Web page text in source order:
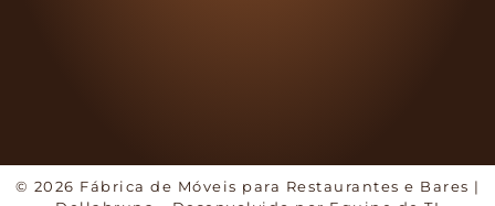
© 2026 Fábrica de Móveis para Restaurantes e Bares |